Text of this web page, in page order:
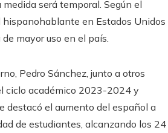
será temporal. Según el
hispanohablante en Estados Unidos
mayor uso en el país.
Pedro Sánchez, junto a otros
ciclo académico 2023-2024 y
destacó el aumento del español a
de estudiantes, alcanzando los 24